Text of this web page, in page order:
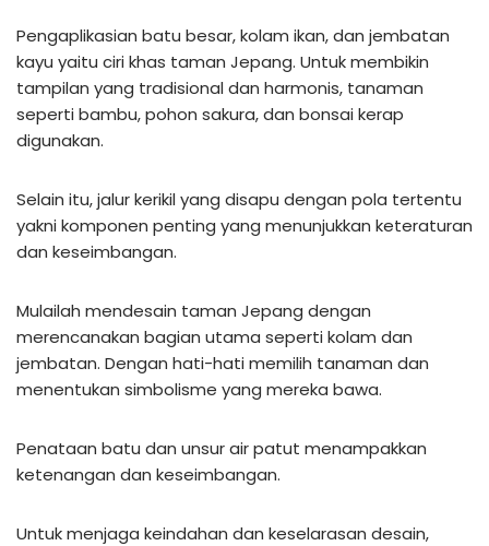
Pengaplikasian batu besar, kolam ikan, dan jembatan
kayu yaitu ciri khas taman Jepang. Untuk membikin
tampilan yang tradisional dan harmonis, tanaman
seperti bambu, pohon sakura, dan bonsai kerap
digunakan.
Selain itu, jalur kerikil yang disapu dengan pola tertentu
yakni komponen penting yang menunjukkan keteraturan
dan keseimbangan.
Mulailah mendesain taman Jepang dengan
merencanakan bagian utama seperti kolam dan
jembatan. Dengan hati-hati memilih tanaman dan
menentukan simbolisme yang mereka bawa.
Penataan batu dan unsur air patut menampakkan
ketenangan dan keseimbangan.
Untuk menjaga keindahan dan keselarasan desain,